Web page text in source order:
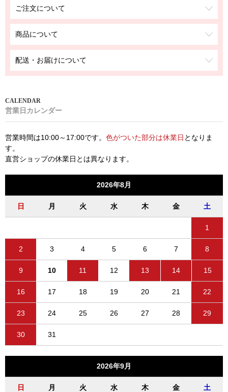
ご注文について
商品について
配送・お届けについて
営業日カレンダー
営業時間は10:00～17:00です。 色がついた部分は休業日 となりま
す。
直営ショップの休業日とは異なります。
2026年8月
日 月 火 水 木 金 土
1
2 3 4 5 6 7 8
9 10 11 12 13 14 15
16 17 18 19 20 21 22
23 24 25 26 27 28 29
30 31
2026年9月
日 月 火 水 木 金 土